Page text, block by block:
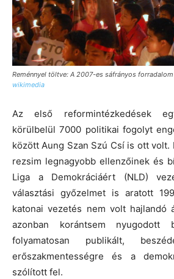
Reménnyel töltve: A 2007-es sáfrányos
wikimedia
Az első reformintézkedések
körülbelül 7000 politikai fogolyt
között Aung Szan Szú Csí is ott volt.
rezsim legnagyobb ellenzőinek és
Liga a Demokráciáért (NLD)
választási győzelmet is aratott
katonai vezetés nem volt hajlandó
azonban korántsem nyugodott
folyamatosan publikált,
erőszakmentességre és a
szólított fel.